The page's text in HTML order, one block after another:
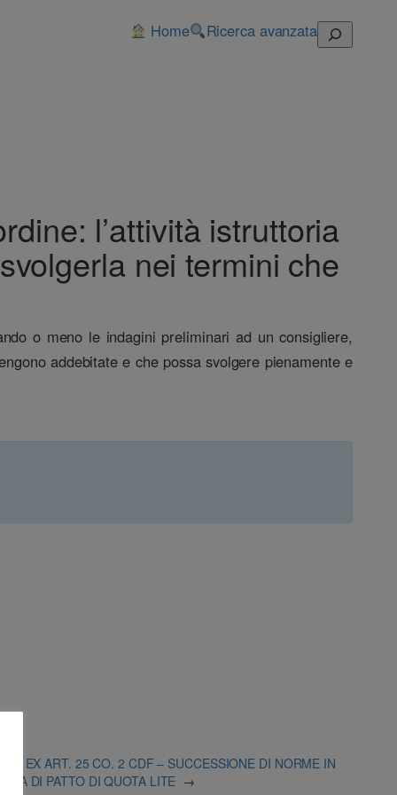
Home Ricerca avanzata Cerca
l’attività istruttoria
nei termini che
o meno le indagini preliminari ad un consigliere,
addebitate e che possa svolgere pienamente e
EX ART. 25 CO. 2 CDF – SUCCESSIONE DI NORME IN
DI PATTO DI QUOTA LITE →